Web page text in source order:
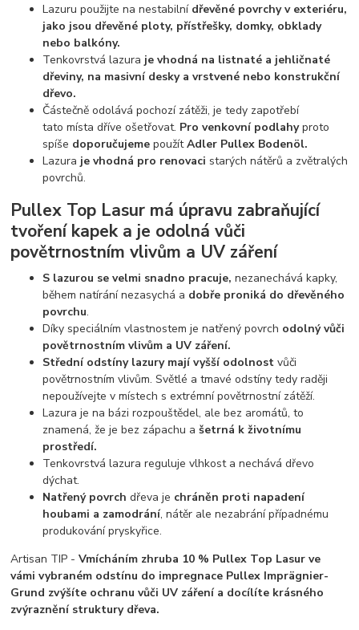
Lazuru použijte na nestabilní dřevěné povrchy v exteriéru,
jako jsou dřevěné ploty, přístřešky, domky, obklady
nebo balkóny.
Tenkovrstvá lazura je vhodná na listnaté a jehličnaté
dřeviny, na masivní desky a vrstvené nebo konstrukční
dřevo.
Částečně odolává pochozí zátěži, je tedy zapotřebí
tato místa dříve ošetřovat. Pro venkovní podlahyproto
spíše doporučujemepoužít Adler Pullex Bodenöl.
Lazura je vhodná pro renovaci starých nátěrů a zvětralých
povrchů.
Pullex Top Lasur má úpravu zabraňující
tvoření kapek a je odolná vůči
povětrnostním vlivům a UV záření
S lazurou se velmi snadno pracuje, nezanechává kapky,
během natírání nezasychá a dobře proniká do dřevěného
povrchu.
Díky speciálním vlastnostem je natřený povrch odolný vůči
povětrnostním vlivům a UV záření.
Střední odstíny lazury mají vyšší odolnost vůči
povětrnostním vlivům. Světlé a tmavé odstíny tedy raději
nepoužívejte v místech s extrémní povětrnostní zátěží.
Lazura je na bázi rozpouštědel, ale bez aromátů, to
znamená, že je bez zápachu a šetrná k životnímu
prostředí.
Tenkovrstvá lazura reguluje vlhkost a nechává dřevo
dýchat.
Natřený povrch dřeva je chráněn proti napadení
houbami a zamodrání, nátěr ale nezabrání případnému
produkování pryskyřice.
Artisan TIP -Vmícháním zhruba 10 % Pullex Top Lasur ve
vámi vybraném odstínu do impregnace Pullex Imprägnier-
Grund zvýšíte ochranu vůči UV záření a docílíte krásného
zvýraznění struktury dřeva.